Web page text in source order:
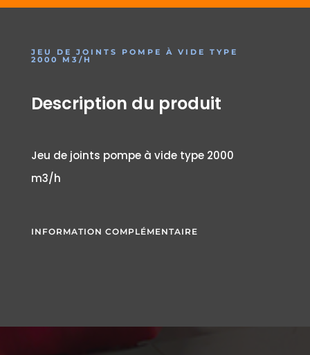
JEU DE JOINTS POMPE À VIDE TYPE
2000 M3/H
Description du produit
Jeu de joints pompe à vide type 2000
m3/h
INFORMATION COMPLÉMENTAIRE